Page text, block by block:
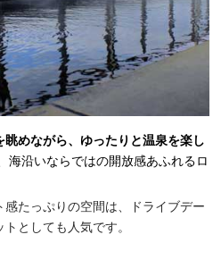
めながら、ゆったりと温泉を楽し
海沿いならではの開放感あふれるロ
たっぷりの空間は、ドライブデー
としても人気です。